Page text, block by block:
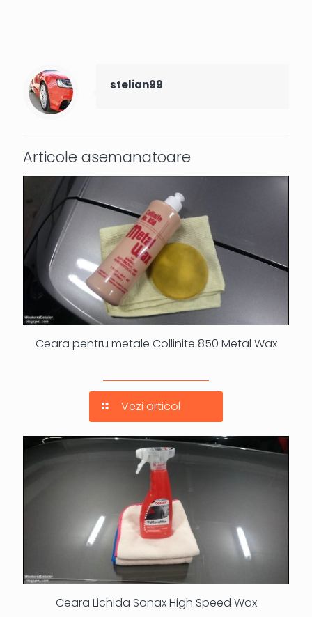
stelian99
Articole asemanatoare
Ceara pentru metale Collinite 850 Metal Wax
Vezi articol
Ceara Lichida Sonax High Speed Wax